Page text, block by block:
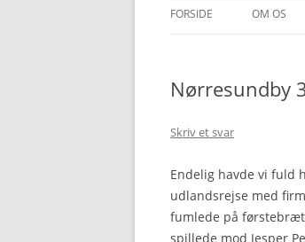
FORSIDE OM OS
Nørresundby
Skriv et svar
Endelig havde vi fuld
udlandsrejse med
fumlede på
spillede mod Jesper